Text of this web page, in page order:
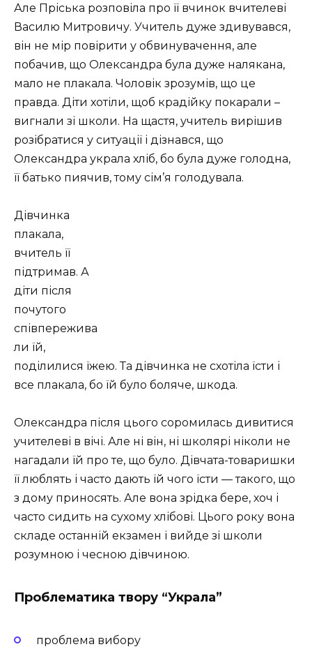
Але Пріська розповіла про її вчинок вчителеві
Василю Митровичу. Учитель дуже здивувався,
він не мір повірити у обвинувачення, але
побачив, що Олександра була дуже налякана,
мало не плакала. Чоловік зрозумів, що це
правда. Діти хотіли, щоб крадійку покарали –
вигнали зі школи. На щастя, учитель вирішив
розібратися у ситуації і дізнався, що
Олександра украла хліб, бо була дуже голодна,
її батько пиячив, тому сім’я голодувала.
Дівчинка
плакала,
вчитель її
підтримав. А
діти після
почутого
співпережива
ли їй,
поділилися їжею. Та дівчинка не схотіла їсти і
все плакала, бо їй було боляче, шкода.
Олександра після цього соромилась дивитися
учителеві в вічі. Але ні він, ні школярі ніколи не
нагадали їй про те, що було. Дівчата-товаришки
її люблять і часто дають їй чого їсти — такого, що
з дому приносять. Але вона зрідка бере, хоч і
часто сидить на сухому хлібові. Цього року вона
складе останній екзамен і вийде зі школи
розумною і чесною дівчиною.
Проблематика твору “Украла”
проблема вибору